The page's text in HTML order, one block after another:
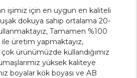
işimiz için en uygun en kaliteli
dokuya sahip ortalama 20-
Tamamen %100
üretim yapmaktayız,
çok ürünümüzde kullandığımız
yüksek kaliteye
boyalar kök boyası ve AB